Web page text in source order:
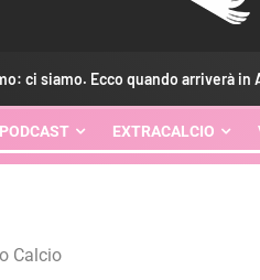
quando arriverà in Australia
EXTRACALCIO
Calcio